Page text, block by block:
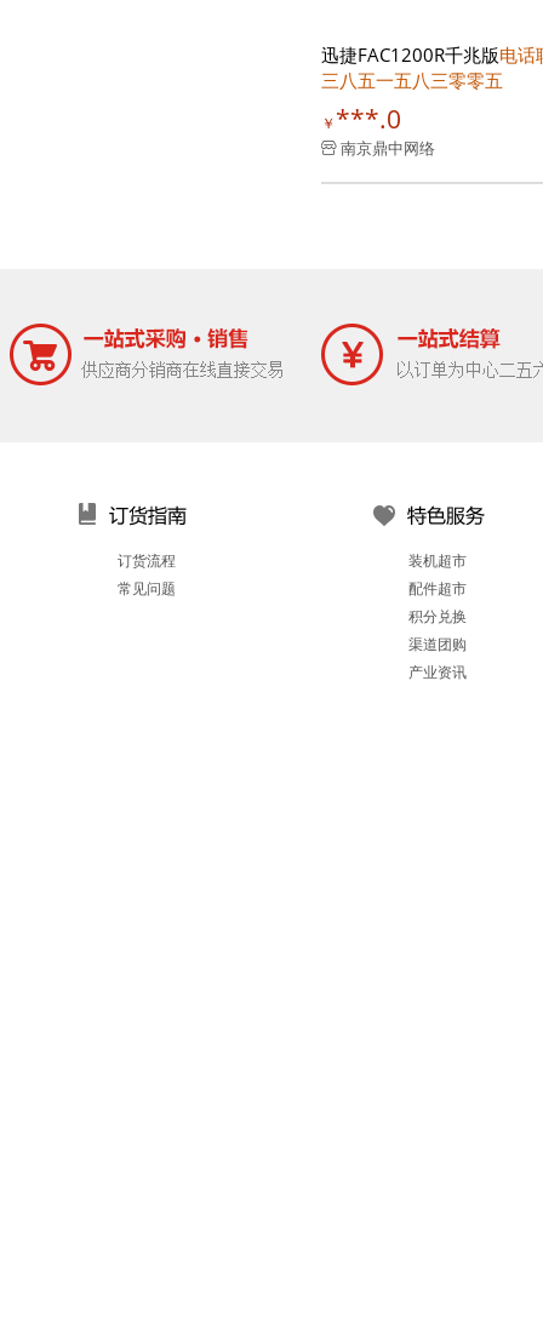
迅捷FAC1200R千兆版电话
三八五一五八三零零五
￥ ***.0
南京鼎中网络